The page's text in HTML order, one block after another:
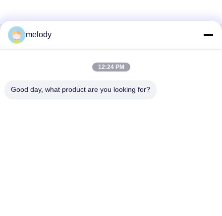
Snel contact
1st Verdieping, No.40, No.69, de Middenstraat van
melody
12:24 PM
Good day, what product are you looking for?